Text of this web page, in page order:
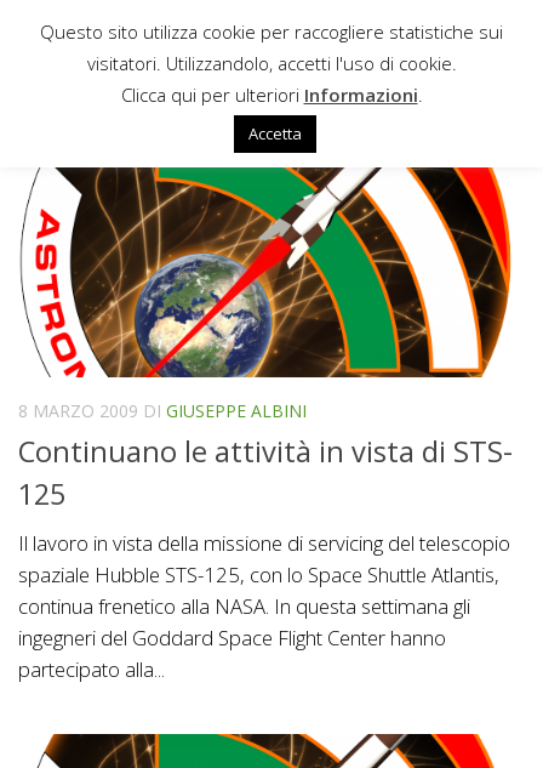
Sotto il contenuto
8 MARZO 2009 DI GIUSEPPE ALBINI
Continuano le attività in vista di STS-
125
Il lavoro in vista della missione di servicing del telescopio
spaziale Hubble STS-125, con lo Space Shuttle Atlantis,
continua frenetico alla NASA. In questa settimana gli
ingegneri del Goddard Space Flight Center hanno
partecipato alla...
Questo sito utilizza cookie per raccogliere statistiche sui
visitatori. Utilizzandolo, accetti l'uso di cookie.
Clicca qui per ulteriori Informazioni
Accetta